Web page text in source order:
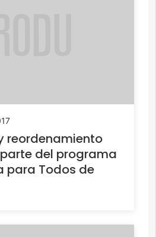
reordenamiento
del programa
para Todos de